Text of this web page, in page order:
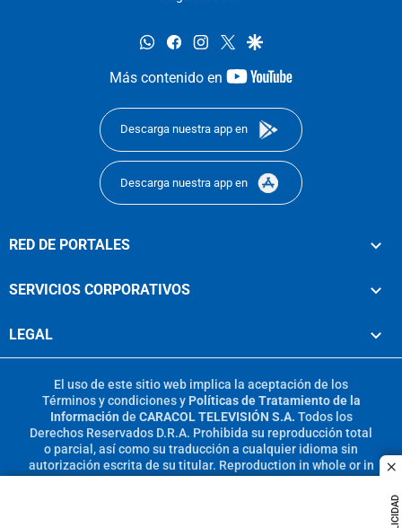
whatsappfacebookinstagram
twittergoogle
Más contenido en
youtube-
Descarga nuestra app en
Descarga nuestra app en
RED DE PORTALES
SERVICIOS CORPORATIVOS
LEGAL
El uso de este sitio web implica la aceptación de los
Términos y condicionesy Políticas de Tratamiento de la
Información de CARACOL TELEVISIÓN S.A. Todos los
Derechos Reservados D.R.A. Prohibida su reproducción total
o parcial, así como su traducción a cualquier idioma sin
autorización escrita de su titular. Reproduction in whole or in